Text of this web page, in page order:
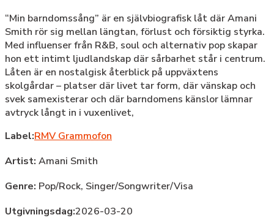
“Min barndomssång” är en självbiografisk låt där Amani
Smith rör sig mellan längtan, förlust och försiktig styrka.
Med influenser från R&B, soul och alternativ pop skapar
hon ett intimt ljudlandskap där sårbarhet står i centrum.
Låten är en nostalgisk återblick på uppväxtens
skolgårdar – platser där livet tar form, där vänskap och
svek samexisterar och där barndomens känslor lämnar
avtryck långt in i vuxenlivet,
Label:RMV Grammofon
Artist: Amani Smith
Genre: Pop/Rock, Singer/Songwriter/Visa
Utgivningsdag:2026-03-20